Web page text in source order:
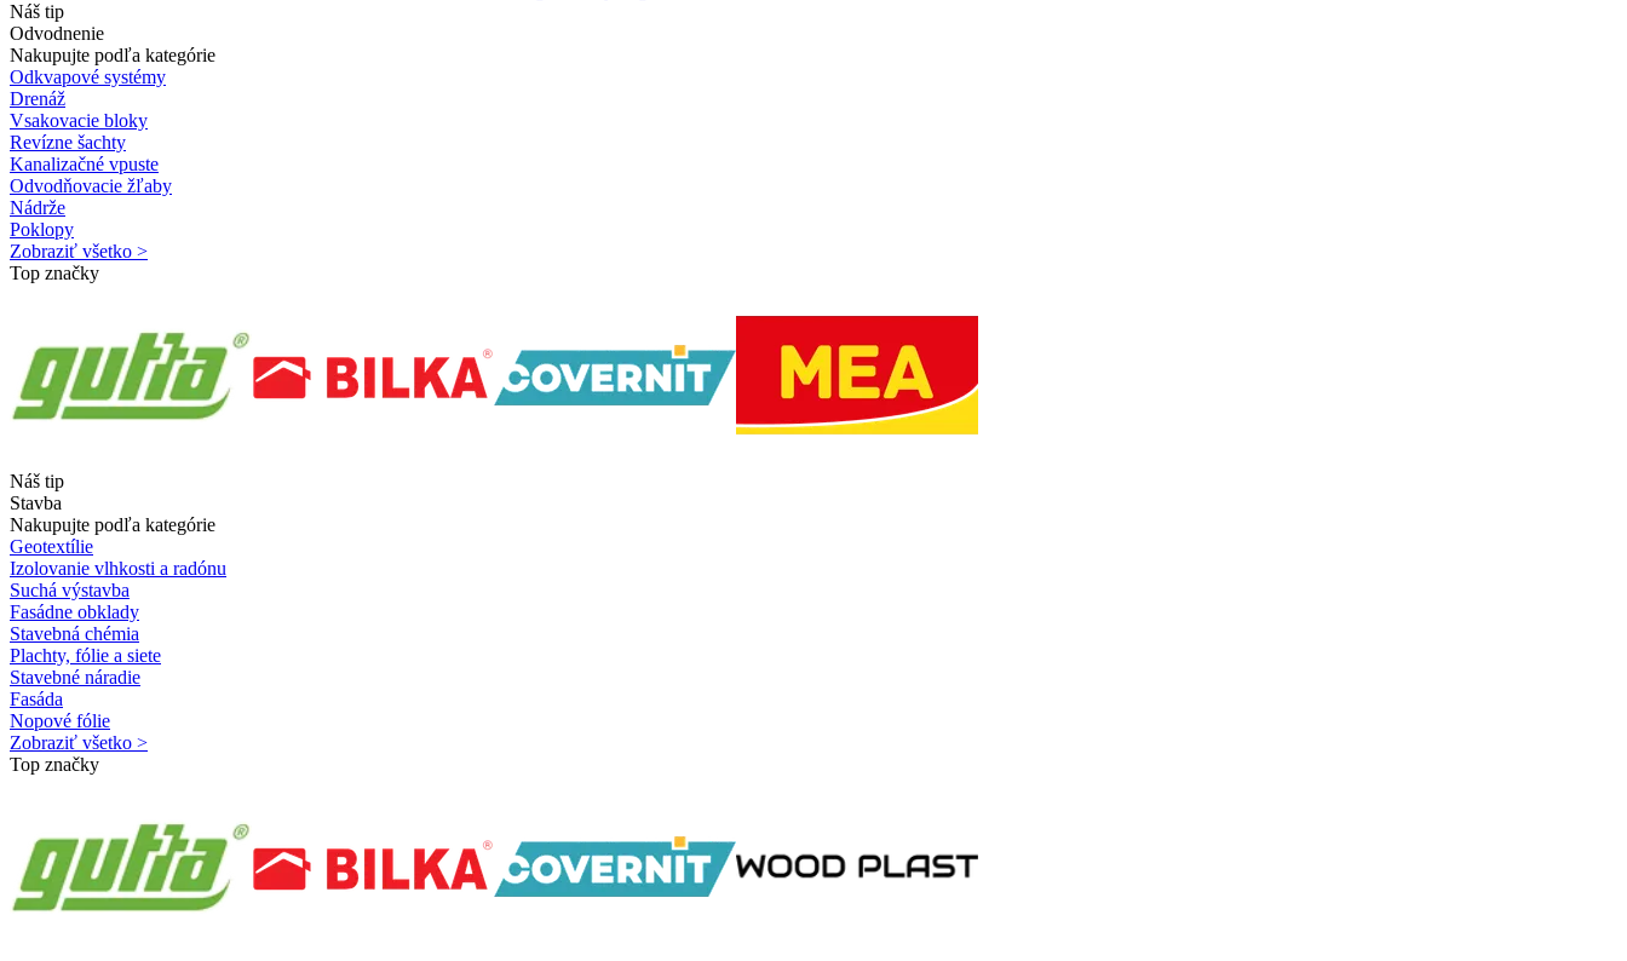
Náš tip
Odvodnenie
Nakupujte podľa kategórie
Odkvapové systémy
Drenáž
Vsakovacie bloky
Revízne šachty
Kanalizačné vpuste
Odvodňovacie žľaby
Nádrže
Poklopy
Zobraziť všetko >
Top značky
Náš tip
Stavba
Nakupujte podľa kategórie
Geotextílie
Izolovanie vlhkosti a radónu
Suchá výstavba
Fasádne obklady
Stavebná chémia
Plachty, fólie a siete
Stavebné náradie
Fasáda
Nopové fólie
Zobraziť všetko >
Top značky